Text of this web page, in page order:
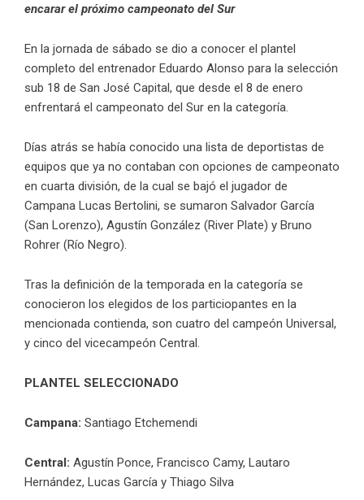
encarar el próximo campeonato del Sur
En la jornada de sábado se dio a conocer el plantel
completo del entrenador Eduardo Alonso para la selección
sub 18 de San José Capital, que desde el 8 de enero
enfrentará el campeonato del Sur en la categoría.
Días atrás se había conocido una lista de deportistas de
equipos que ya no contaban con opciones de campeonato
en cuarta división, de la cual se bajó el jugador de
Campana Lucas Bertolini, se sumaron Salvador García
(San Lorenzo), Agustín González (River Plate) y Bruno
Rohrer (Río Negro).
Tras la definición de la temporada en la categoría se
conocieron los elegidos de los particiopantes en la
mencionada contienda, son cuatro del campeón Universal,
y cinco del vicecampeón Central.
PLANTEL SELECCIONADO
Campana: Santiago Etchemendi
Central: Agustín Ponce, Francisco Camy, Lautaro
Hernández, Lucas García y Thiago Silva